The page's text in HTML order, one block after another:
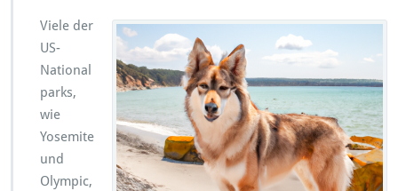
Viele der
US-
National
parks,
wie
Yosemite
und
Olympic,